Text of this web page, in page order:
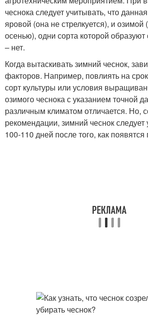
чеснока следует учитывать, что
яровой (она не стрелкуется), и
осенью), одни сорта которой образуют
– нет.
Когда вытаскивать зимний чеснок,
факторов. Например, повлиять на
сорт культуры или условия
озимого чеснока с указанием точной
различным климатом отличается. Но,
рекомендации, зимний чеснок следует
100-110 дней после того, как